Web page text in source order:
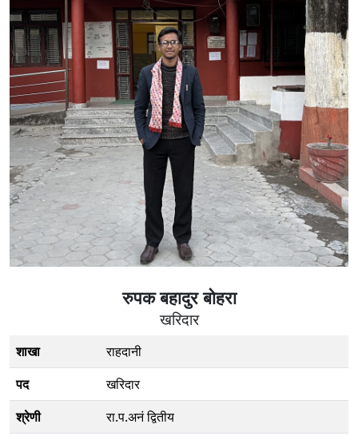
रुपक बहादुर बोहरा
खरिदार
शाखा
राहदानी
पद
खरिदार
श्रेणी
रा.प.अनं द्वितीय